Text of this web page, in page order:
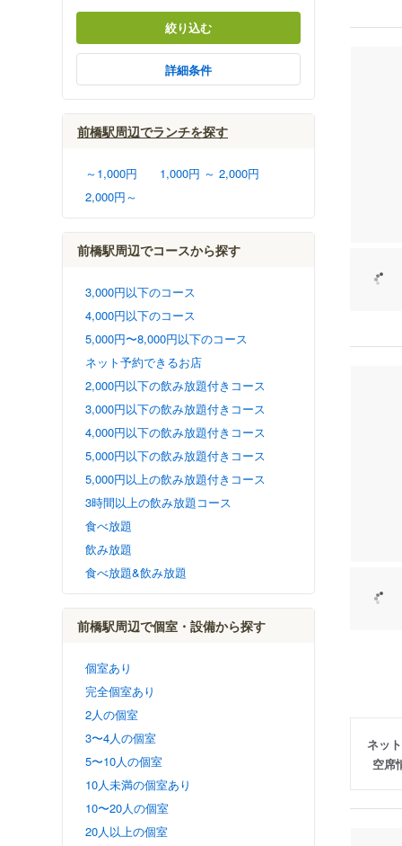
絞り込む
詳細条件
前橋駅周辺でランチを探す
～1,000円
1,000円 ～ 2,000円
2,000円～
前橋駅周辺でコースから探す
3,000円以下のコース
4,000円以下のコース
5,000円〜8,000円以下のコース
ネット予約できるお店
2,000円以下の飲み放題付きコース
3,000円以下の飲み放題付きコース
4,000円以下の飲み放題付きコース
5,000円以下の飲み放題付きコース
5,000円以上の飲み放題付きコース
3時間以上の飲み放題コース
食べ放題
飲み放題
食べ放題&飲み放題
前橋駅周辺で個室・設備から探す
個室あり
完全個室あり
2人の個室
3〜4人の個室
5〜10人の個室
10人未満の個室あり
10〜20人の個室
20人以上の個室
ネッ
空席